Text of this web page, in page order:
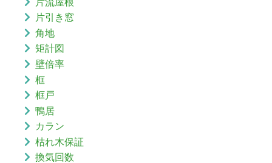
片引き窓
角地
矩計図
壁倍率
框
框戸
鴨居
カラン
枯れ木保証
換気回数